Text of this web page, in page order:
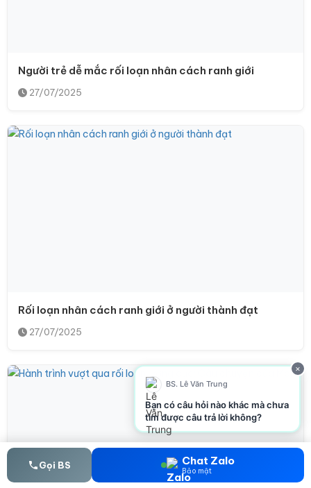
Người trẻ dễ mắc rối loạn nhân cách ranh giới
27/07/2025
Rối loạn nhân cách ranh giới ở người thành đạt
27/07/2025
×
BS. Lê Văn Trung
Bạn có câu hỏi nào khác mà chưa
tìm được câu trả lời không?
Gọi BS Chat Zalo
Bảo mật